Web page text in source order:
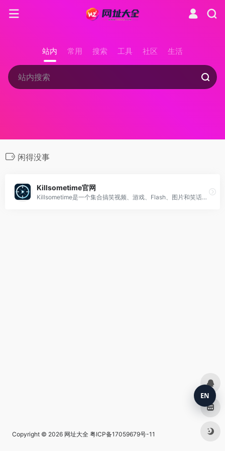
站内 常用 搜索 工具 社区 生活
闲得没事
Killsometime官网
Killsometime是一个集合搞笑视频、游戏、Flash、图片和笑话的娱乐网站，提供丰富多样的内容，让你在闲暇时刻尽情享受欢乐。
Copyright © 2026 网址大全 粤ICP备17059679号-11
EN